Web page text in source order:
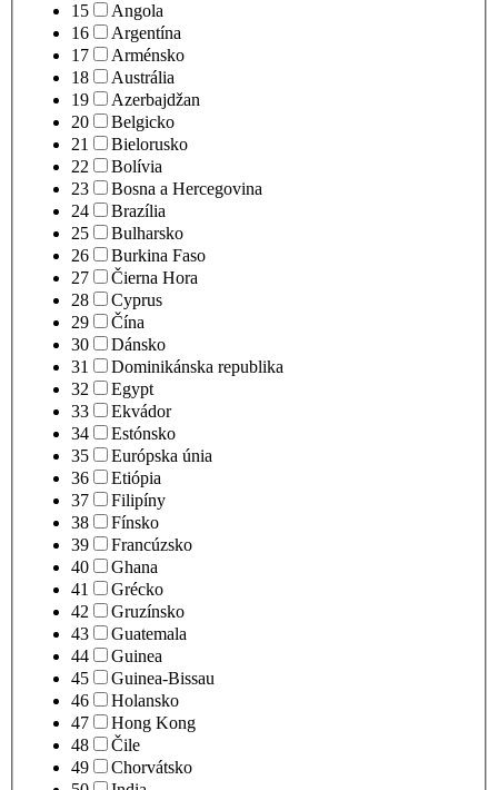
15
Angola
16
Argentína
17
Arménsko
18
Austrália
19
Azerbajdžan
20
Belgicko
21
Bielorusko
22
Bolívia
23
Bosna a Hercegovina
24
Brazília
25
Bulharsko
26
Burkina Faso
27
Čierna Hora
28
Cyprus
29
Čína
30
Dánsko
31
Dominikánska republika
32
Egypt
33
Ekvádor
34
Estónsko
35
Európska únia
36
Etiópia
37
Filipíny
38
Fínsko
39
Francúzsko
40
Ghana
41
Grécko
42
Gruzínsko
43
Guatemala
44
Guinea
45
Guinea-Bissau
46
Holansko
47
Hong Kong
48
Čile
49
Chorvátsko